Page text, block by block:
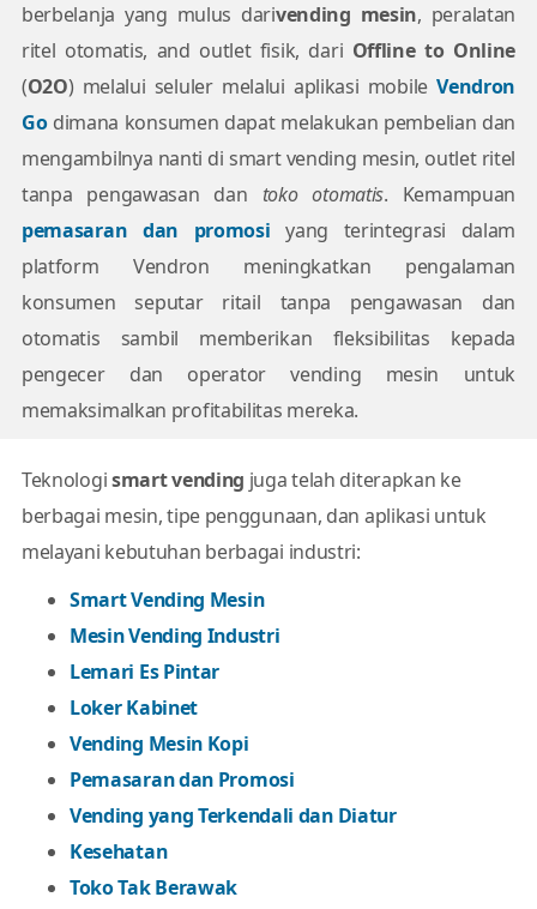
berbelanja yang mulus darivending mesin, peralatan
ritel otomatis, and outlet fisik, dari Offline to Online
(O2O) melalui seluler melalui aplikasi mobileVendron
Godimana konsumen dapat melakukan pembelian dan
mengambilnya nanti di smart vending mesin, outlet ritel
tanpa pengawasan dan toko otomatis. Kemampuan
pemasaran dan promosi yang terintegrasi dalam
platform Vendron meningkatkan pengalaman
konsumen seputar ritail tanpa pengawasan dan
otomatis sambil memberikan fleksibilitas kepada
pengecer dan operator vending mesin untuk
memaksimalkan profitabilitas mereka.
Teknologismart vending juga telah diterapkan ke
berbagai mesin, tipe penggunaan, dan aplikasi untuk
melayani kebutuhan berbagai industri:
Smart Vending Mesin
Mesin Vending Industri
Lemari Es Pintar
Loker Kabinet
Vending Mesin Kopi
Pemasaran dan Promosi
Vending yang Terkendali dan Diatur
Kesehatan
Toko Tak Berawak